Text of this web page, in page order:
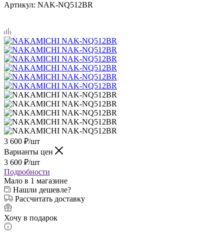
Артикул: NAK-NQ512BR
3 600 ₽/шт
Варианты цен
3 600 ₽/шт
Подробности
Мало в 1 магазине
Нашли дешевле?
Рассчитать доставку
Хочу в подарок